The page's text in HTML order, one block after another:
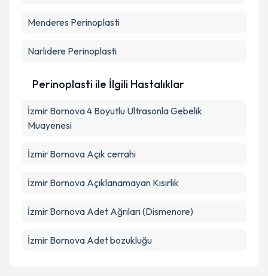
Menderes Perinoplasti
Narlıdere Perinoplasti
Perinoplasti ile İlgili Hastalıklar
İzmir Bornova 4 Boyutlu Ultrasonla Gebelik
Muayenesi
İzmir Bornova Açık cerrahi
İzmir Bornova Açıklanamayan Kısırlık
İzmir Bornova Adet Ağrıları (Dismenore)
İzmir Bornova Adet bozukluğu